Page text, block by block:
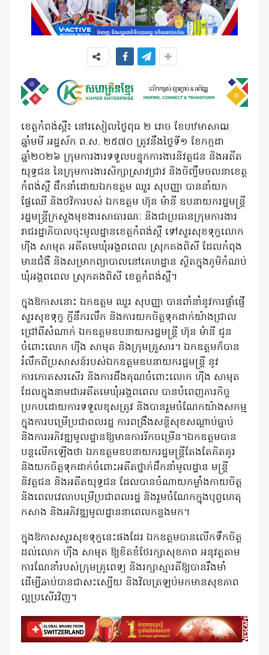
ខេត្តកំពង់ស្ពឺ៖ នៅរសៀលថ្ងៃពុធ ២ រោច ខែបឋមាសាឍ
ឆ្នាំមមី អដ្ឋស័ក ព.ស. ២៥៧០ ត្រូវនឹងថ្ងៃទី១ ខែកក្កដា
ឆ្នាំ២០២៦ ក្រុមការងារទទួលបន្ទុកការងារនិវត្តជន និងអតីត
យុទ្ធជន នៃក្រុមការងារសិក្សាស្រាវជ្រាវ និងចិញ្ចឹមចលនាខេត្ត
កំពង់ស្ពឺ ដឹកនាំដោយឯកឧត្តម ឈួរ សុបញ្ញា បាននាំយក
ផ្លែឈើ និងថវិការបស់ ឯកឧត្តម ហ៊ុន ម៉ានី ឧបនាយករដ្ឋមន្ត្រី
រដ្ឋមន្ត្រីក្រសួងមុខងារសាធារណៈ និងជាប្រធានក្រុមការងារ
រាជរដ្ឋាភិបាលចុះមូលដ្ឋានខេត្តកំពង់ស្ពឺ ទៅសួរសុខទុក្ខលោក
ហ៊ីង សាមុត អតីតមេឃុំអង្គពពេល ស្រុកគងពិសី ដែលកំពុង
មានជំងឺ និងសម្រាកព្យាបាលនៅគេហដ្ឋាន ស្ថិតក្នុងភូមិកំណប់
ឃុំអង្គពពេល ស្រុកគងពិសី ខេត្តកំពង់ស្ពឺ។
ក្នុងឱកាសនោះ ឯកឧត្តម ឈួរ សុបញ្ញា បានពាំនាំនូវការផ្តាំផ្ញើ
សួរសុខទុក្ខ ក្តីនឹករលឹក និងការយកចិត្តទុកដាក់យ៉ាងជ្រាល
ជ្រៅពីសំណាក់ ឯកឧត្តមឧបនាយករដ្ឋមន្ត្រី ហ៊ុន ម៉ានី ជូន
ចំពោះលោក ហ៊ីង សាមុត និងក្រុមគ្រួសារ។ ឯកឧត្តមក៏បាន
រំលឹកពីប្រសាសន៍របស់ឯកឧត្តមឧបនាយករដ្ឋមន្រ្តី នូវ
ការកោតសរសើរ និងការដឹងគុណចំពោះលោក ហ៊ីង សាមុត
ដែលក្នុងនាមជាអតីតមេឃុំអង្គពពេល បានបំពេញភារកិច្ច
ប្រកបដោយការទទួលខុសត្រូវ និងបានរួមចំណែកយ៉ាងសកម្ម
ក្នុងការបម្រើប្រជាពលរដ្ឋ ការពង្រឹងសន្តិសុខសណ្តាប់ធ្នាប់
និងការអភិវឌ្ឍមូលដ្ឋានឱ្យមានការរីកចម្រើន។ឯកឧត្តមបាន
បន្តលើកឡើងថា ឯកឧត្តមឧបនាយករដ្ឋមន្រ្តីតែងតែគិតគូរ
និងយកចិត្តទុកដាក់ចំពោះអតីតថ្នាក់ដឹកនាំមូលដ្ឋាន មន្ត្រី
និវត្តជន និងអតីតយុទ្ធជន ដែលបានចំណាយកម្លាំងកាយចិត្ត
និងពេលវេលាបម្រើប្រជាពលរដ្ឋ និងរួមចំណែកក្នុងបុព្វហេតុ
កសាង និងអភិវឌ្ឍមូលដ្ឋាននាពេលកន្លងមក។
ក្នុងឱកាសសួរសុខទុក្ខនេះផងដែរ ឯកឧត្តមបានលើកទឹកចិត្ត
ដល់លោក ហ៊ីង សាមុត ឱ្យខិតខំថែរក្សាសុខភាព អនុវត្តតាម
ការណែនាំរបស់ក្រុមគ្រូពេទ្យ និងរក្សាស្មារតីឱ្យបានរឹងមាំ
ដើម្បីឆាប់បានជាសះស្បើយ និងវិលត្រឡប់មកមានសុខភាព
ល្អប្រសើរវិញ។